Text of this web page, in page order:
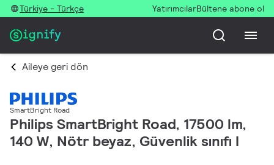
Türkiye - Türkçe YatırımcılarBültene abone ol
Aileye geri dön
SmartBright Road
Philips SmartBright Road, 17500 lm,
140 W, Nötr beyaz, Güvenlik sınıfı I